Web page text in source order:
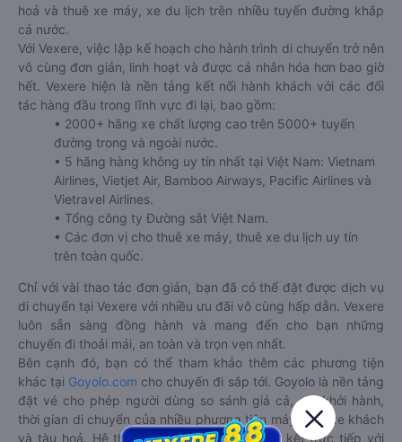
hoả và thuê xe máy, xe du lịch trên nhiều tuyến đường khắp
cả nước.
Với Vexere, việc lập kế hoạch cho hành trình di chuyển trở nên
vô cùng đơn giản, linh hoạt và được cá nhân hóa hơn bao giờ
hết. Vexere hiện là nền tảng kết nối hành khách với các đối
tác hàng đầu trong lĩnh vực đi lại, bao gồm:
• 2000+ hãng xe chất lượng cao trên 5000+ tuyến
đường trong và ngoài nước.
• 5 hãng hàng không uy tín nhất tại Việt Nam: Vietnam
Airlines, Vietjet Air, Bamboo Airways, Pacific Airlines và
Vietravel Airlines.
• Tổng công ty Đường sắt Việt Nam.
• Các đơn vị cho thuê xe máy, thuê xe du lịch uy tín
trên toàn quốc.
Chỉ với vài thao tác đơn giản, bạn đã có thể đặt được dịch vụ
di chuyển tại Vexere với nhiều ưu đãi vô cùng hấp dẫn. Vexere
luôn sẵn sàng đồng hành và mang đến cho bạn những
chuyến đi thoải mái, an toàn và trọn vẹn nhất.
Bên cạnh đó, bạn có thể tham khảo thêm các phương tiện
khác tại Goyolo.com cho chuyến đi sắp tới. Goyolo là nền tảng
đặt vé cho phép người dùng so sánh giá cả, giờ khởi hành,
thời gian di chuyển của nhiều phương tiện máy bay, xe khách
và tàu hoả. Hệ thống của Goyolo được liên kết trực tiếp với